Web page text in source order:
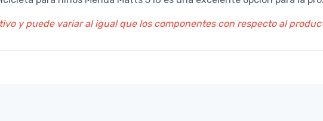
y puede variar al igual que los componentes con respecto al